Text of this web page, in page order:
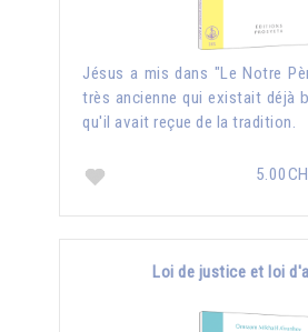
Jésus a mis dans "Le Notre
très ancienne qui existait déjà
qu'il avait reçue de la tradition.
Loi de justice et loi